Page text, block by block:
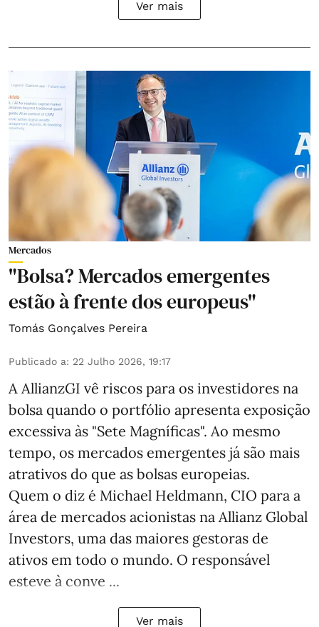
Ver mais
Mercados
"Bolsa? Mercados emergentes
estão à frente dos europeus"
Tomás Gonçalves Pereira
Publicado a: 22 Julho 2026, 19:17
A AllianzGI vê riscos para os investidores na
bolsa quando o portfólio apresenta exposição
excessiva às "Sete Magníficas". Ao mesmo
tempo, os mercados emergentes já são mais
atrativos do que as bolsas europeias.
Quem o diz é Michael Heldmann, CIO para a
área de mercados acionistas na Allianz Global
Investors, uma das maiores gestoras de
ativos em todo o mundo. O responsável
esteve à conve ...
Ver mais